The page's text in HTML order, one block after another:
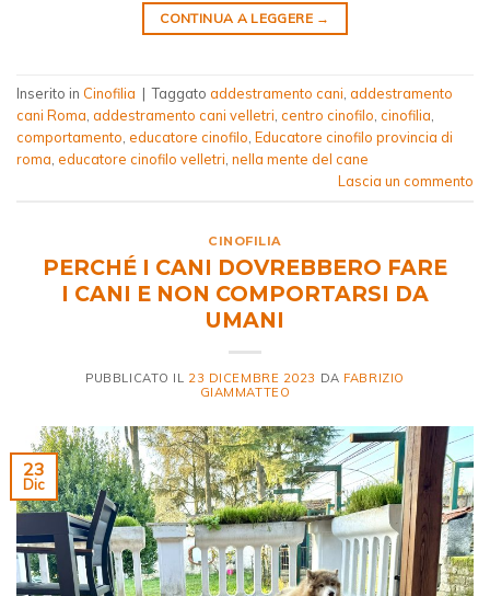
CONTINUA A LEGGERE →
Inserito in Cinofilia | Taggato addestramento cani, addestramento
cani Roma, addestramento cani velletri, centro cinofilo, cinofilia,
comportamento, educatore cinofilo, Educatore cinofilo provincia di
roma, educatore cinofilo velletri, nella mente del cane
Lascia un commento
CINOFILIA
PERCHÉ I CANI DOVREBBERO FARE
I CANI E NON COMPORTARSI DA
UMANI
PUBBLICATO IL 23 DICEMBRE 2023 DA FABRIZIO
GIAMMATTEO
23
Dic